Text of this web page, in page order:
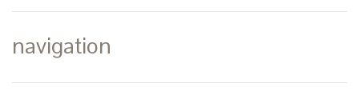
navigation